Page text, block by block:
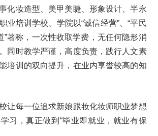
化妆造型、美甲美睫、形象设计、半永
业培训学校。学院以“诚信经营”、“平民
”著称，一次性收取学费，无任何隐形消
同时教学严谨，高度负责，践行人文素
培训的双向提升，在业内享誉较高的知
让每一位追求新娘跟妆化妆师职业梦想
习，真正做到“毕业即就业，就业有保